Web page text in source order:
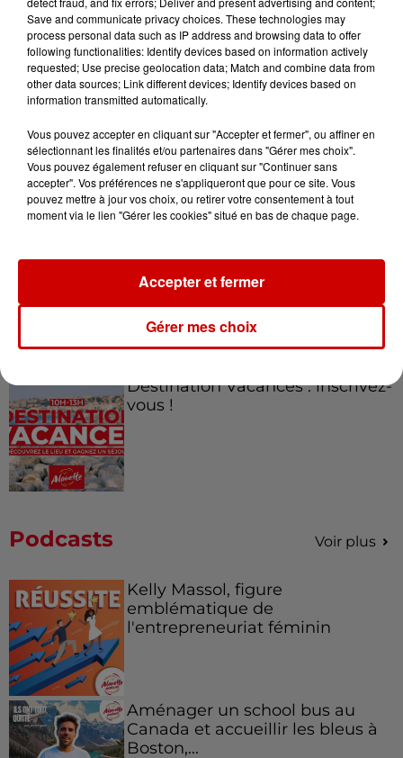
Gagnez vos places pour le
festival Marché Gourmand 2026
à Coulon !
Le Duel - Gagnez vos entrées
pour l'un des zoos de nos
régions !
Destination Vacances - Gagnez
votre séjour en famille au cœur
de la...
Destination Vacances : inscrivez-
vous !
Podcasts Voir plus
Kelly Massol, figure
emblématique de
l'entrepreneuriat féminin
Aménager un school bus au
Canada et accueillir les bleus à
Boston,...
Save and communicate privacy choices. These technologies may
process personal data such as IP address and browsing data to offer
following functionalities: Identify devices based on information actively
requested; Use precise geolocation data; Match and combine data from
other data sources; Link different devices; Identify devices based on
information transmitted automatically.
Vous pouvez accepter en cliquant sur "Accepter et fermer", ou affiner en
sélectionnant les finalités et/ou partenaires dans "Gérer mes choix".
Vous pouvez également refuser en cliquant sur "Continuer sans
accepter". Vos préférences ne s'appliqueront que pour ce site. Vous
pouvez mettre à jour vos choix, ou retirer votre consentement à tout
moment via le lien "Gérer les cookies" situé en bas de chaque page.
Gérer mes choix
Accepter et fermer